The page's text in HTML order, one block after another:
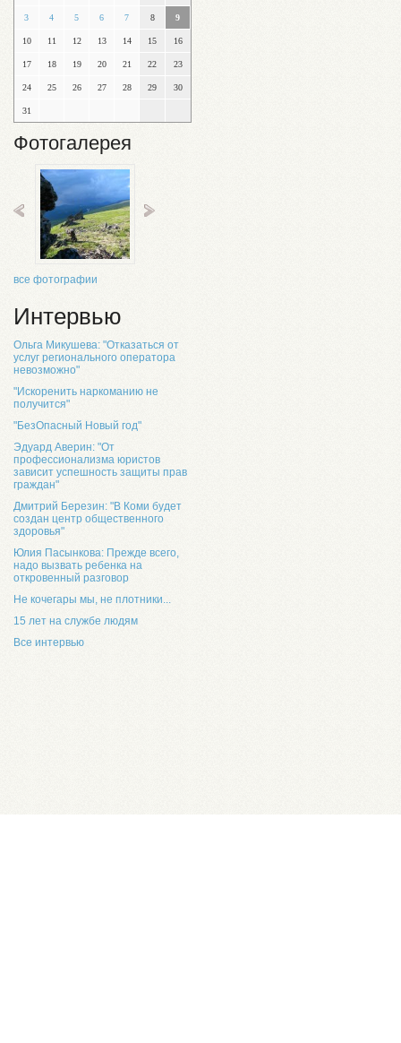
3 4 5 6 7 8 9
10 11 12 13 14 15 16
17 18 19 20 21 22 23
24 25 26 27 28 29 30
31
Фотогалерея
все фотографии
Интервью
Ольга Микушева: "Отказаться от
услуг регионального оператора
невозможно"
"Искоренить наркоманию не
получится"
"БезОпасный Новый год"
Эдуард Аверин: "От
профессионализма юристов
зависит успешность защиты прав
граждан"
Дмитрий Березин: "В Коми будет
создан центр общественного
здоровья"
Юлия Пасынкова: Прежде всего,
надо вызвать ребенка на
откровенный разговор
Не кочегары мы, не плотники...
15 лет на службе людям
Все интервью